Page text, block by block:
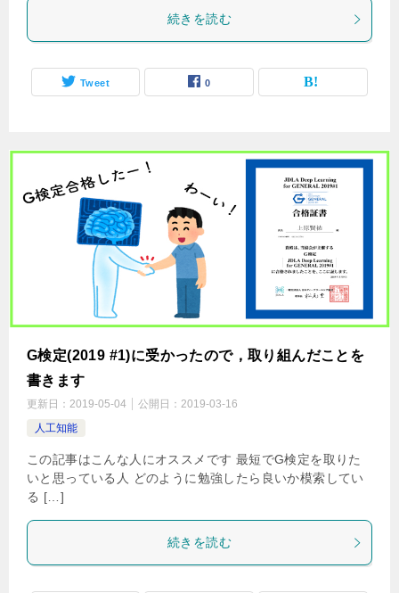
続きを読む
Tweet 0
G検定(2019 #1)に受かったので，取り組んだことを
書きます
更新日： 2019-05-04 公開日： 2019-03-16
人工知能
この記事はこんな人にオススメです 最短でG検定を取りた
いと思っている人 どのように勉強したら良いか模索してい
る […]
続きを読む